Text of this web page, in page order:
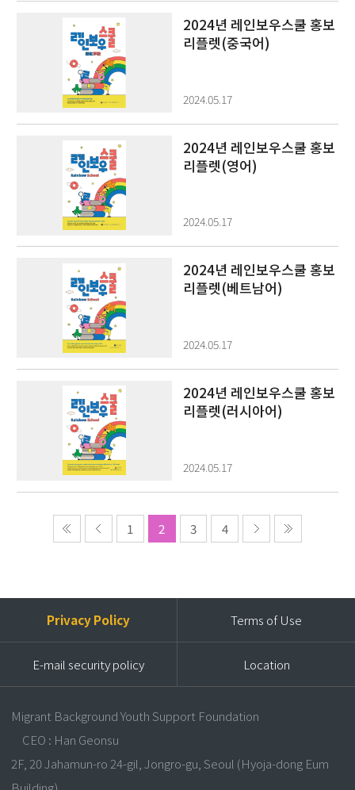
2024년 레인보우스쿨 홍보
리플렛(중국어)
2024.05.17
2024년 레인보우스쿨 홍보
리플렛(영어)
2024.05.17
2024년 레인보우스쿨 홍보
리플렛(베트남어)
2024.05.17
2024년 레인보우스쿨 홍보
리플렛(러시아어)
2024.05.17
1 2 3 4
Privacy Policy Terms of Use
E-mail security policy Location
Migrant Background Youth Support Foundation
CEO : Han Geonsu
2F, 20 Jahamun-ro 24-gil, Jongro-gu, Seoul (Hyoja-dong Eum